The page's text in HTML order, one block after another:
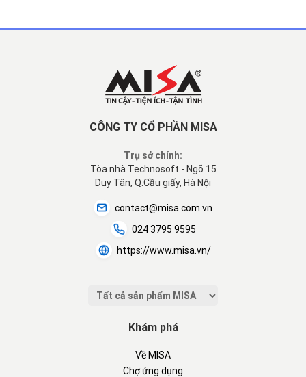
CÔNG TY CỔ PHẦN MISA
Trụ sở chính:
Tòa nhà Technosoft - Ngõ 15
Duy Tân, Q.Cầu giấy, Hà Nội
contact@misa.com.vn
024 3795 9595
https://www.misa.vn/
Khám phá
Về MISA
Chợ ứng dụng